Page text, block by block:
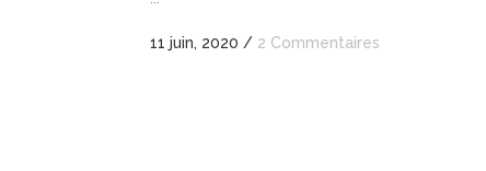
11 juin, 2020 / 2 Commentaires